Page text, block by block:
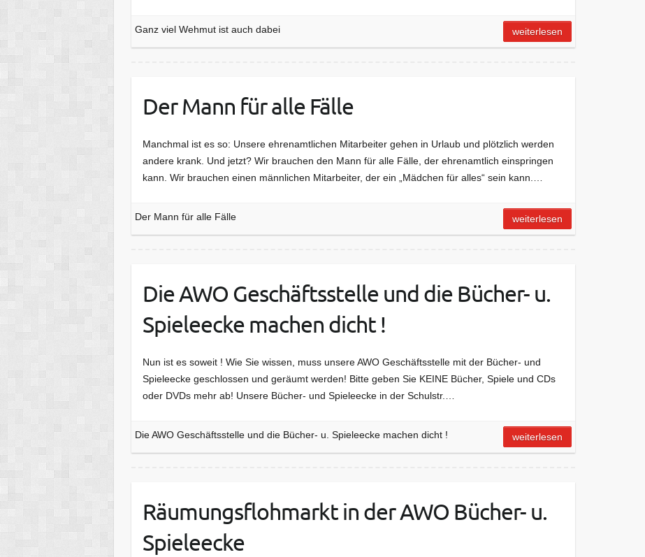
Ganz viel Wehmut ist auch dabei weiterlesen
Der Mann für alle Fälle
Manchmal ist es so: Unsere ehrenamtlichen Mitarbeiter gehen in Urlaub und plötzlich werden
andere krank. Und jetzt? Wir brauchen den Mann für alle Fälle, der ehrenamtlich einspringen
kann. Wir brauchen einen männlichen Mitarbeiter, der ein „Mädchen für alles“ sein kann.…
Der Mann für alle Fälle weiterlesen
Die AWO Geschäftsstelle und die Bücher- u.
Spieleecke machen dicht !
Nun ist es soweit ! Wie Sie wissen, muss unsere AWO Geschäftsstelle mit der Bücher- und
Spieleecke geschlossen und geräumt werden! Bitte geben Sie KEINE Bücher, Spiele und CDs
oder DVDs mehr ab! Unsere Bücher- und Spieleecke in der Schulstr.…
Die AWO Geschäftsstelle und die Bücher- u. Spieleecke machen dicht ! weiterlesen
Räumungsflohmarkt in der AWO Bücher- u.
Spieleecke